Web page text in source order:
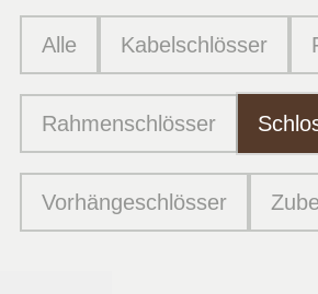
Alle Kabelschlösser
Rahmenschlösser
Vorhängeschlösser